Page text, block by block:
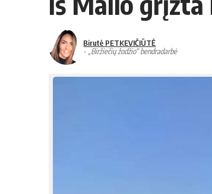
Birutė PETKEVIČIŪTĖ
- „Biržiečių žodžio“ bendradarbė